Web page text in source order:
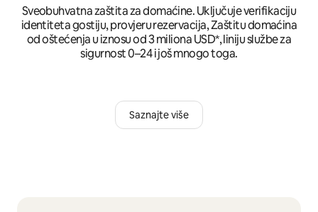
Sveobuhvatna zaštita za domaćine. Uključuje verifikaciju
identiteta gostiju, provjeru rezervacija, Zaštitu domaćina
od oštećenja u iznosu od 3 miliona USD*, liniju službe za
sigurnost 0–24 i još mnogo toga.
Saznajte više